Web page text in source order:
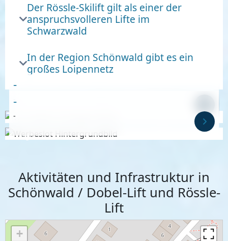
Der Rössle-Skilift gilt als einer der
anspruchsvolleren Lifte im
Schwarzwald
In der Region Schönwald gibt es ein
großes Loipennetz
Anzeige
-
Anzeige
-
-
Aktivitäten und Infrastruktur in
Schönwald / Dobel-Lift und Rössle-
Lift
+